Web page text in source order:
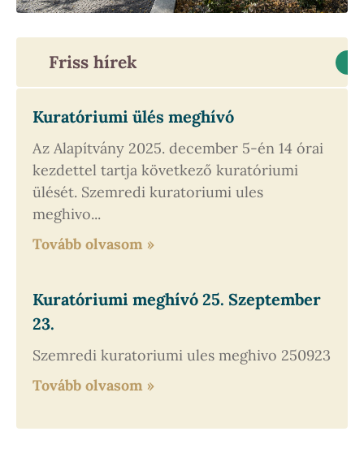
Friss hírek
Kuratóriumi ülés meghívó
Az Alapítvány 2025. december 5-én 14 órai
kezdettel tartja következő kuratóriumi
ülését. Szemredi kuratoriumi ules
meghivo...
Tovább olvasom »
Kuratóriumi meghívó 25. Szeptember
23.
Szemredi kuratoriumi ules meghivo 250923
Tovább olvasom »